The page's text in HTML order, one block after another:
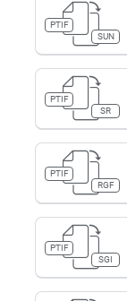
PTIF
SUN
PTIF
SR
PTIF
RGF
PTIF
SGI